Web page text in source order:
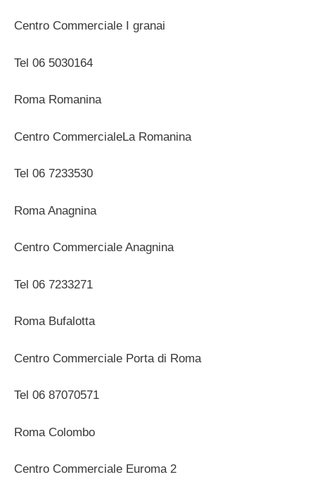
Centro Commerciale I granai
Tel 06 5030164
Roma Romanina
Centro CommercialeLa Romanina
Tel 06 7233530
Roma Anagnina
Centro Commerciale Anagnina
Tel 06 7233271
Roma Bufalotta
Centro Commerciale Porta di Roma
Tel 06 87070571
Roma Colombo
Centro Commerciale Euroma 2